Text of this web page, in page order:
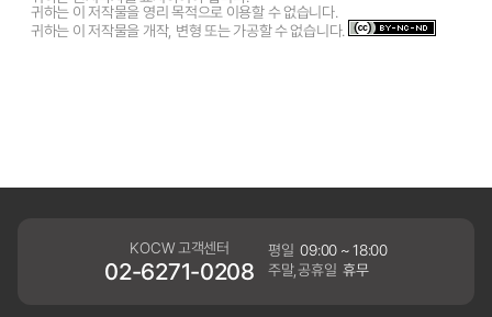
귀하는 이 저작물을 영리 목적으로 이용할 수 없습니다.
귀하는 이 저작물을 개작, 변형 또는 가공할 수 없습니다.
KOCW 고객센터
02-6271-0208
평일 09:00 ~ 18:00
주말,공휴일 휴무